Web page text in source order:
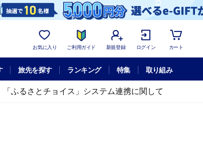
お気に入り ご利用ガイド 新規登録 ログイン カート
旅先を探す ランキング 特集 取り組み
「ふるさとチョイス」システム連携に関して